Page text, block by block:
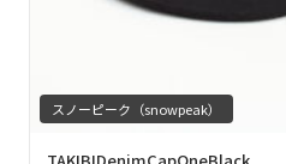
スノーピーク（snowpeak）